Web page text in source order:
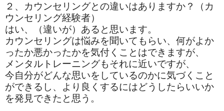
２、カウンセリングとの違いはありますか？（カ
ウンセリング経験者）
はい、（違いが）あると思います。
カウンセリングは悩みを聞いてもらい、何がよか
ったか悪かったかを気付くことはできますが、
メンタルトレーニングもそれに近いですが、
今自分がどんな思いをしているのかに気づくこと
ができるし、より良くするにはどうしたらいいか
を発見できたと思う。